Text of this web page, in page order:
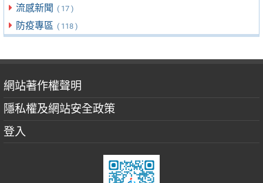
流感新聞 ( 17 )
防疫專區 ( 118 )
網站著作權聲明
隱私權及網站安全政策
登入